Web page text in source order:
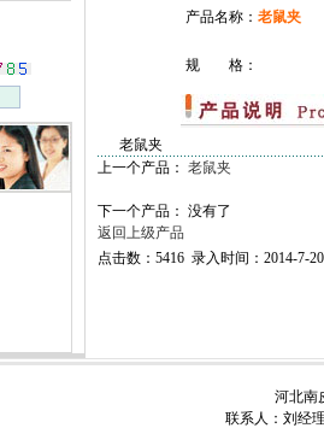
产品名称： 老鼠夹
规 格：
老鼠夹
上一个产品： 老鼠夹
下一个产品： 没有了
返回上级产品
点击数：5416 录入时间：2014-7-
河北南
联系人：刘经